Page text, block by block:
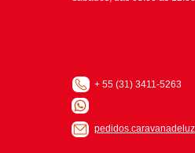
+ 55 (31) 3411-5263